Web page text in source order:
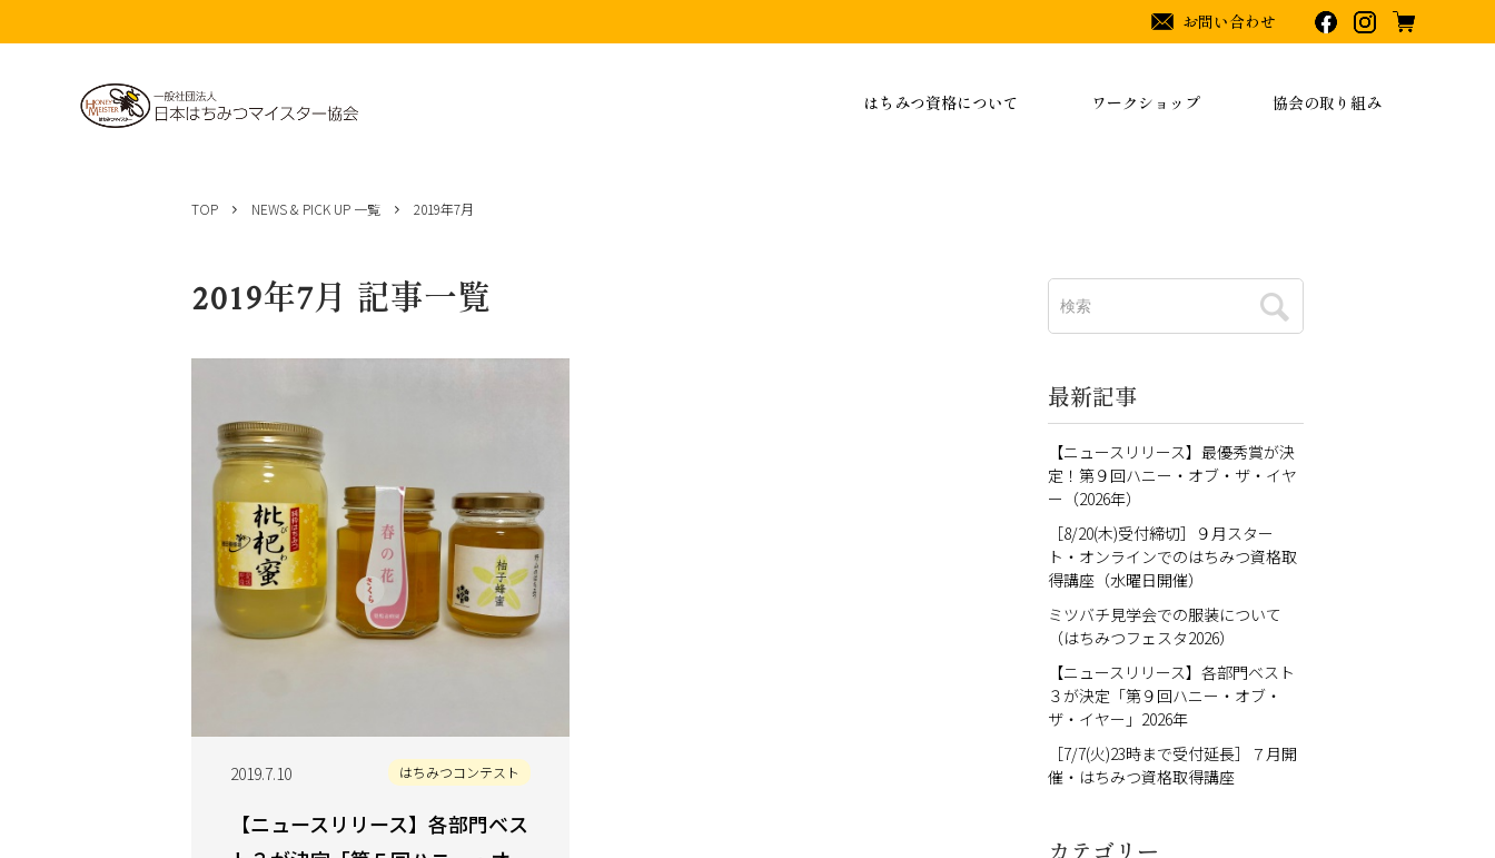
お問い合わせ
はちみつ資格について ワークショップ 協会の取り組み
TOP NEWS & PICK UP 一覧 2019年7月
2019年7月 記事一覧
2019.7.10 はちみつコンテスト
【ニュースリリース】各部門ベス
最新記事
【ニュースリリース】最優秀賞が決
定！第９回ハニー・オブ・ザ・イヤ
ー（2026年）
［8/20(木)受付締切］９月スター
ト・オンラインでのはちみつ資格取
得講座（水曜日開催）
ミツバチ見学会での服装について
（はちみつフェスタ2026）
【ニュースリリース】各部門ベスト
３が決定「第９回ハニー・オブ・
ザ・イヤー」2026年
［7/7(火)23時まで受付延長］７月開
催・はちみつ資格取得講座